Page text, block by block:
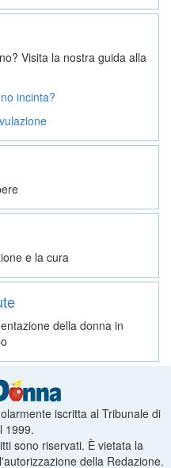
Visita la nostra guida alla
incinta?
e la cura
della donna in
iscritta al Tribunale di
1999.
sono riservati. È vietata la
della Redazione.